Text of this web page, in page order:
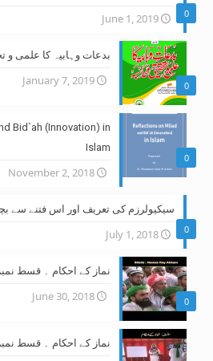
0
June 1, 2019
0
بدعات وہابیہ کا علمی و
January 7, 2019
0
Bid`ah (Innovation) in
Islam
November 2, 2018
0
سیکیولرزم کی تعریف اور اس فتنے سے
July 1, 2018
0
نماز کے احکام ۔ قسط نمبر ۴
June 30, 2018
نماز کے احکام ۔ قسط نمبر ۳